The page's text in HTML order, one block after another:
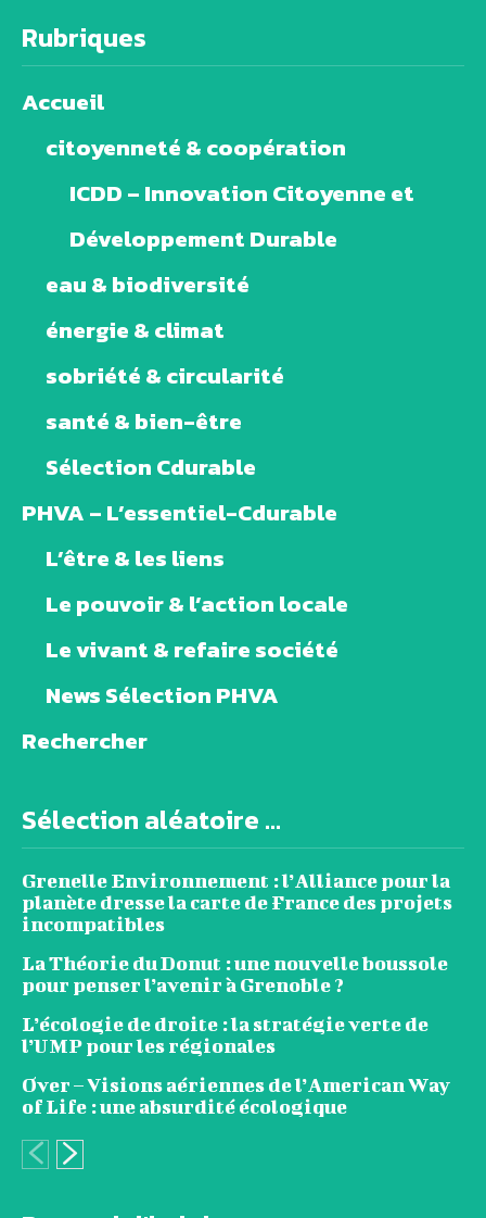
Rubriques
Accueil
citoyenneté & coopération
ICDD – Innovation Citoyenne et
Développement Durable
eau & biodiversité
énergie & climat
sobriété & circularité
santé & bien-être
Sélection Cdurable
PHVA – L’essentiel-Cdurable
L’être & les liens
Le pouvoir & l’action locale
Le vivant & refaire société
News Sélection PHVA
Rechercher
Sélection aléatoire ...
Grenelle Environnement : l’Alliance pour la
planète dresse la carte de France des projets
incompatibles
La Théorie du Donut : une nouvelle boussole
pour penser l’avenir à Grenoble ?
L’écologie de droite : la stratégie verte de
l’UMP pour les régionales
Over – Visions aériennes de l’American Way
of Life : une absurdité écologique